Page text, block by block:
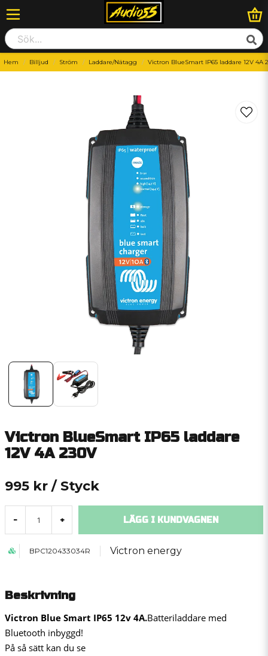
Hem Billjud Ström Laddare/Nätagg Victron BlueSmart IP65 laddare 12V 4A
Victron BlueSmart IP65 laddare
12V 4A 230V
995 kr / Styck
- + LÄGG I KUNDVAGNEN
BPC120433034R Victron energy
Beskrivning
Victron Blue Smart IP65 12v 4A.Batteriladdare med
Bluetooth inbyggd!
På så sätt kan du se